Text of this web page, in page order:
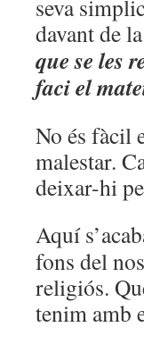
seva
davant de
que se les
faci el
No és fàcil
malestar.
deixar-hi
Aquí
fons del
religiós.
tenim amb